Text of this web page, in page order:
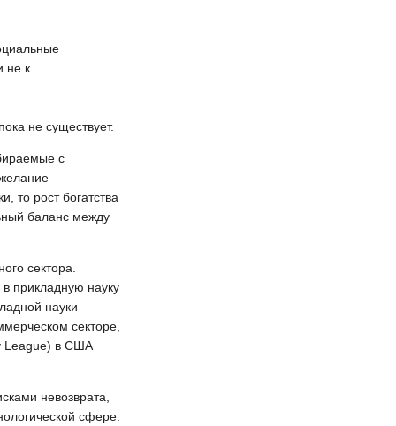
не к
не существует.
с
то рост богатства
баланс между
сектора.
прикладную науку
науки
секторе,
League) в США
невозврата,
сфере.